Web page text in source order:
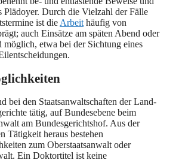
Plädoyer. Durch die Vielzahl der Fälle
ist die Arbeit häufig von
auch Einsätze am späten Abend oder
möglich, etwa bei der Sichtung eines
bei den Staatsanwaltschaften der Land-
tätig, auf Bundesebene beim
am Bundesgerichtshof. Aus der
Tätigkeit heraus bestehen
zum Oberstaatsanwalt oder
Ein Doktortitel ist keine